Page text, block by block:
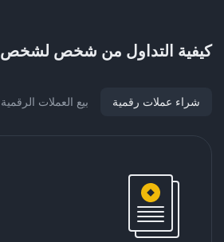
كيفية التداول من شخص لشخص
شراء عملات رقمية بيع العملات الرقمية